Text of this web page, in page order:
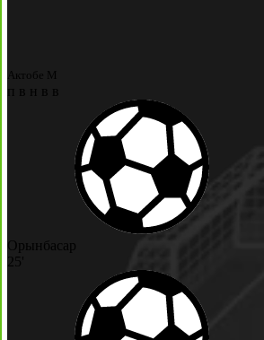
Актобе М
п в н в в
Орынбасар
25'